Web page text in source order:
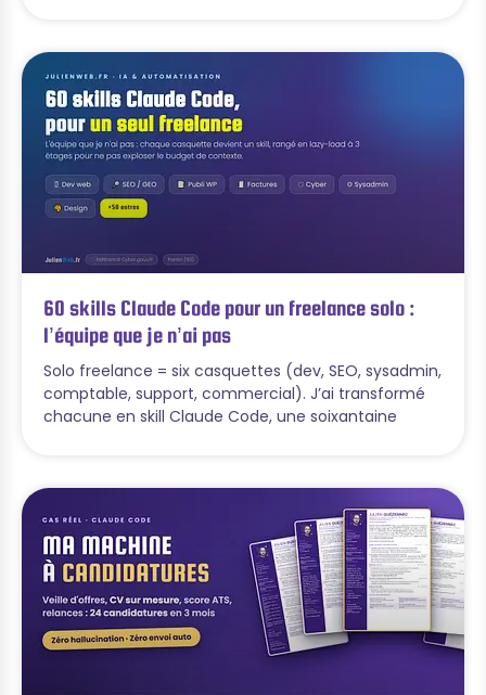
60 skills Claude Code pour un freelance solo :
l’équipe que je n’ai pas
Solo freelance = six casquettes (dev, SEO, sysadmin,
comptable, support, commercial). J’ai transformé
chacune en skill Claude Code, une soixantaine